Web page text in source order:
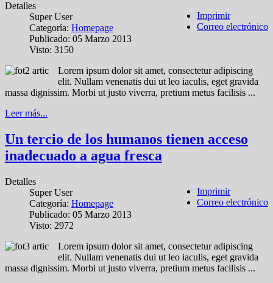
Imprimir
Correo electrónico
Detalles
Super User
Categoría: Homepage
Publicado: 05 Marzo 2013
Visto: 3150
Lorem ipsum dolor sit amet, consectetur adipiscing
elit. Nullam venenatis dui ut leo iaculis, eget gravida
massa dignissim. Morbi ut justo viverra, pretium metus facilisis ...
Leer más...
Un tercio de los humanos tienen acceso
inadecuado a agua fresca
Imprimir
Correo electrónico
Detalles
Super User
Categoría: Homepage
Publicado: 05 Marzo 2013
Visto: 2972
Lorem ipsum dolor sit amet, consectetur adipiscing
elit. Nullam venenatis dui ut leo iaculis, eget gravida
massa dignissim. Morbi ut justo viverra, pretium metus facilisis ...